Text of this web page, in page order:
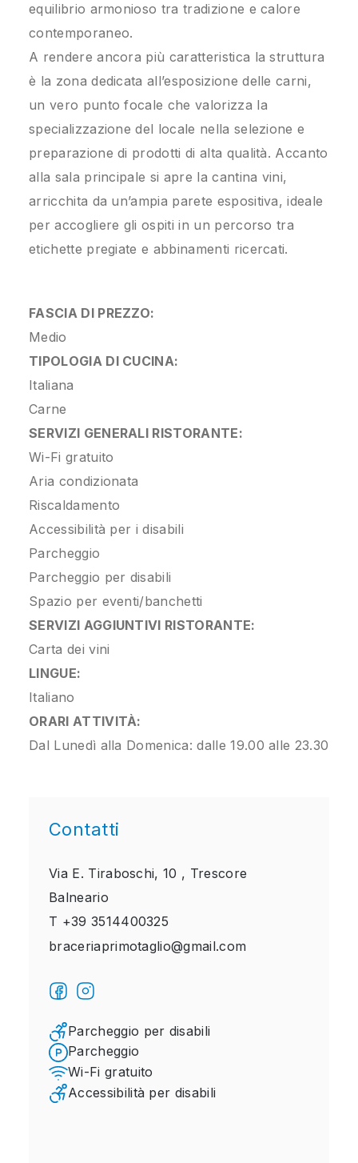
equilibrio armonioso tra tradizione e calore
contemporaneo.
A rendere ancora più caratteristica la struttura
è la zona dedicata all’esposizione delle carni,
un vero punto focale che valorizza la
specializzazione del locale nella selezione e
preparazione di prodotti di alta qualità. Accanto
alla sala principale si apre la cantina vini,
arricchita da un’ampia parete espositiva, ideale
per accogliere gli ospiti in un percorso tra
etichette pregiate e abbinamenti ricercati.
FASCIA DI PREZZO:
Medio
TIPOLOGIA DI CUCINA:
Italiana
Carne
SERVIZI GENERALI RISTORANTE:
Wi-Fi gratuito
Aria condizionata
Riscaldamento
Accessibilità per i disabili
Parcheggio
Parcheggio per disabili
Spazio per eventi/banchetti
SERVIZI AGGIUNTIVI RISTORANTE:
Carta dei vini
LINGUE:
Italiano
ORARI ATTIVITÀ:
Dal Lunedì alla Domenica: dalle 19.00 alle 23.30
Contatti
Via E. Tiraboschi, 10 , Trescore
Balneario
T +39 3514400325
braceriaprimotaglio@gmail.com
Parcheggio per disabili
Parcheggio
Wi-Fi gratuito
Accessibilità per disabili